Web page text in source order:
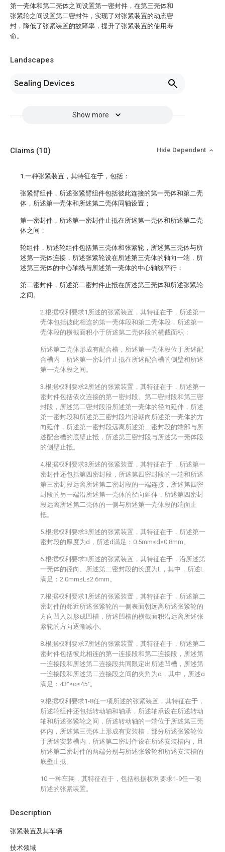
第一壳体和第二壳体之间设置第一密封件，在第三壳体和
张紧轮之间设置第二密封件，实现了对张紧装置的动态密
封，降低了张紧装置的故障率，提升了张紧装置的使用寿
命。
Landscapes
Sealing Devices
Show more
Description
张紧装置及其车辆
技术领域
Claims (10) Hide Dependent
1.一种张紧装置，其特征在于，包括：
张紧臂组件，所述张紧臂组件包括彼此连接的第一壳体和第二壳
体，所述第一壳体和所述第二壳体同轴设置；
第一密封件，所述第一密封件止抵在所述第一壳体和所述第二壳
体之间；
轮组件，所述轮组件包括第三壳体和张紧轮，所述第三壳体与所
述第一壳体连接，所述张紧轮设在所述第三壳体的轴向一端，所
述第三壳体的中心轴线与所述第一壳体的中心轴线平行；
第二密封件，所述第二密封件止抵在所述第三壳体和所述张紧轮
之间。
2.根据权利要求1所述的张紧装置，其特征在于，所述第一
壳体包括彼此相连的第一壳体段和第二壳体段，所述第一
壳体段的横截面积小于所述第二壳体段的横截面积；
所述第二壳体形成有配合槽，所述第一壳体段位于所述配
合槽内，所述第一密封件止抵在所述配合槽的侧壁和所述
第一壳体段之间。
3.根据权利要求2所述的张紧装置，其特征在于，所述第一
密封件包括依次连接的第一密封段、第二密封段和第三密
封段，所述第二密封段沿所述第一壳体的径向延伸，所述
第一密封段和所述第三密封段均沿朝向所述第一壳体的方
向延伸，所述第一密封段远离所述第二密封段的端部与所
述配合槽的底壁止抵，所述第三密封段与所述第一壳体段
的侧壁止抵。
4.根据权利要求3所述的张紧装置，其特征在于，所述第一
密封件还包括第四密封段，所述第四密封段的一端和所述
第三密封段远离所述第二密封段的一端连接，所述第四密
封段的另一端沿所述第一壳体的径向延伸，所述第四密封
段远离所述第二壳体的一侧与所述第一壳体段的端面止
抵。
5.根据权利要求3所述的张紧装置，其特征在于，所述第一
密封段的厚度为d，所述d满足：0.5mm≤d≤0.8mm。
6.根据权利要求3所述的张紧装置，其特征在于，沿所述第
一壳体的径向、所述第二密封段的长度为L，其中，所述L
满足：2.0mm≤L≤2.6mm。
7.根据权利要求1所述的张紧装置，其特征在于，所述第二
密封件的邻近所述张紧轮的一侧表面朝远离所述张紧轮的
方向凹入以形成凹槽，所述凹槽的横截面积沿远离所述张
紧轮的方向逐渐减小。
8.根据权利要求7所述的张紧装置，其特征在于，所述第二
密封件包括彼此相连的第一连接段和第二连接段，所述第
一连接段和所述第二连接段共同限定出所述凹槽，所述第
一连接段和所述第二连接段之间的夹角为α，其中，所述α
满足：43°≤α≤45°。
9.根据权利要求1-8任一项所述的张紧装置，其特征在于，
所述轮组件还包括转动轴和轴承，所述轴承设在所述转动
轴和所述张紧轮之间，所述转动轴的一端位于所述第三壳
体内，所述第三壳体上形成有安装槽，部分所述张紧轮位
于所述安装槽内，所述第二密封件设在所述安装槽内，且
所述第二密封件的两端分别与所述张紧轮和所述安装槽的
底壁止抵。
10.一种车辆，其特征在于，包括根据权利要求1-9任一项
所述的张紧装置。